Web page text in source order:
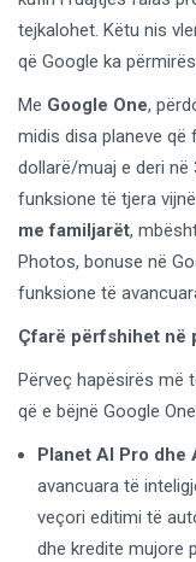
tejkalohet. Këtu nis
që Google ka
Me Google One,
midis disa planeve që
dollarë/muaj e deri në
funksione të tjera
me familjarët,
Photos, bonuse në
funksione të
Çfarë përfshihet në
Përveç hapësirës më
që e bëjnë Google
Planet AI Pro dhe
avancuara të
veçori editimi të
dhe kredite mujore